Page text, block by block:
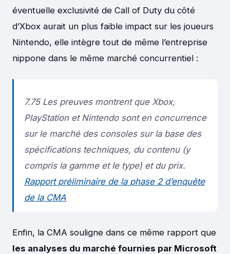
éventuelle exclusivité de Call of Duty du côté
d’Xbox aurait un plus faible impact sur les joueurs
Nintendo, elle intègre tout de même l’entreprise
nippone dans le même marché concurrentiel :
7.75 Les preuves montrent que Xbox,
PlayStation et Nintendo sont en concurrence
sur le marché des consoles sur la base des
spécifications techniques, du contenu (y
compris la gamme et le type) et du prix.
Rapport préliminaire de la phase 2 d’enquête
de la CMA
Enfin, la CMA souligne dans ce même rapport que
les analyses du marché fournies par Microsoft